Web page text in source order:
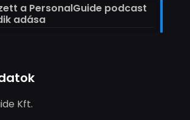
a PersonalGuide podcast
adása
Kft.